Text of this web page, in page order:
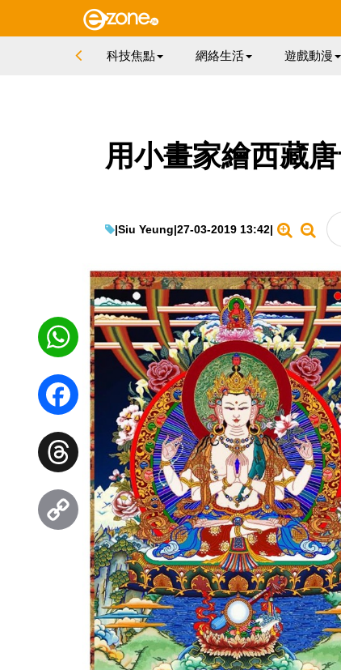
科技焦點 網絡生活 遊戲動漫
用小畫家繪西藏
|Siu Yeung|27-03-2019 13:42|
WhatsApp
Facebook
Threads
Copy